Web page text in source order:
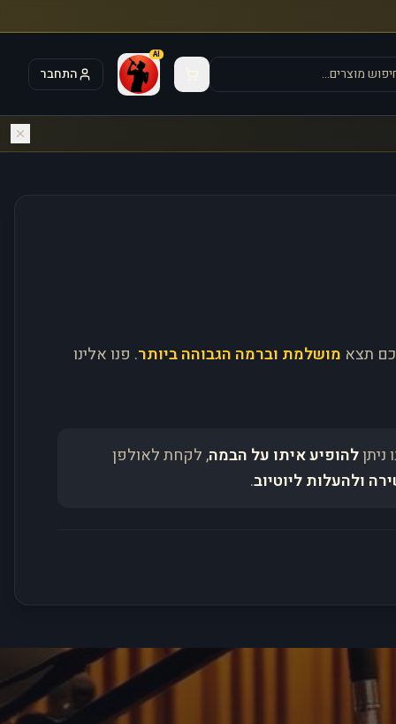
AI
התחבר
תצא מושלמת וברמה הגבוהה ביותר. פנו אלינו
להופיע איתו על הבמה, לקחת לאולפן
ולהעלות ליוטיוב.